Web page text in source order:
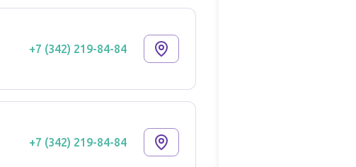
+7 (342) 219-84-84
+7 (342) 219-84-84